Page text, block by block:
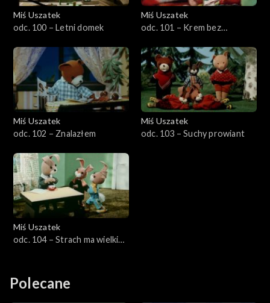
Miś Uszatek
odc. 100 – Letni domek
Miś Uszatek
odc. 101 – Krem bez
Miś Uszatek
odc. 102 – Znalazłem
Miś Uszatek
odc. 103 – Suchy prowiant
Miś Uszatek
odc. 104 – Strach ma wielkie
Polecane